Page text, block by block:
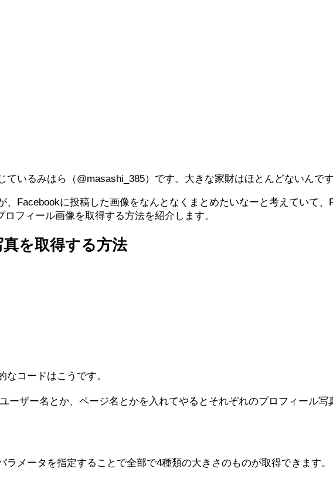
いるみはら（@masashi_385）です。大きな家財はほとんどないんで
Facebookに投稿した画像をなんとなくまとめたいなーと考えていて
フィール画像を取得する方法を紹介します。
を取得する方法
コードはこうです。
ーザー名とか、ページ名とかを入れてやるとそれぞれのプロフィール写
メータを指定することで全部で4種類の大きさのものが取得できます。